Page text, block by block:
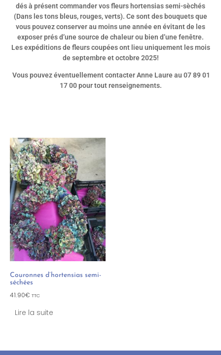
dés à présent commander vos fleurs hortensias semi-sèchés
(Dans les tons bleus, rouges, verts). Ce sont des bouquets que
vous pouvez conserver au moins une année en évitant de les
exposer prés d’une source de chaleur ou bien d’une fenêtre.
Les expéditions de fleurs coupées ont lieu uniquement les mois
de septembre et octobre 2025!
Vous pouvez éventuellement contacter Anne Laure au 07 89 01
17 00 pour tout renseignements.
Couronnes d’hortensias semi-
séchées
41.90€ TTC
Lire la suite